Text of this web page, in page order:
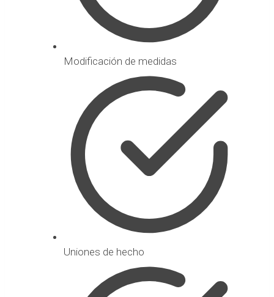
Modificación de medidas
Uniones de hecho